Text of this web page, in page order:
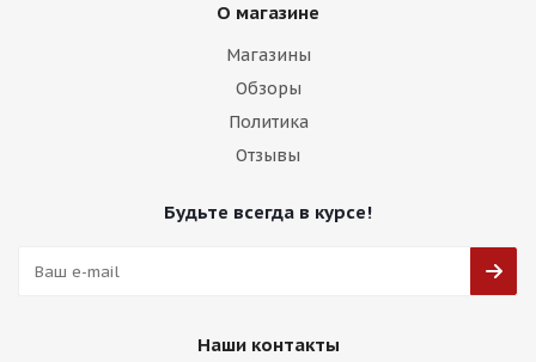
О магазине
Магазины
Обзоры
Политика
Отзывы
Будьте всегда в курсе!
Наши контакты